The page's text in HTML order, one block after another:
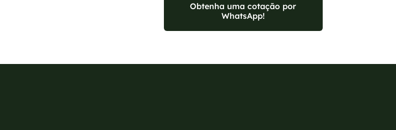
Obtenha uma cotação por
WhatsApp!